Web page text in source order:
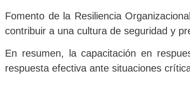
Fomento de la Resiliencia
contribuir a una cultura de seguridad y
En resumen, la capacitación en
respuesta efectiva ante situaciones